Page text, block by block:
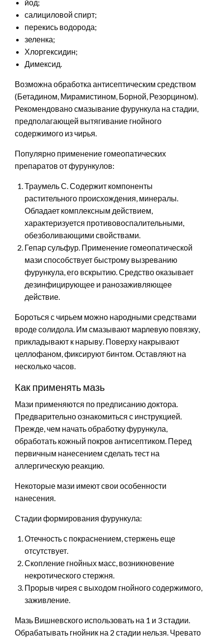
йод;
салициловой спирт;
перекись водорода;
зеленка;
Хлоргексидин;
Димексид.
Возможна обработка антисептическим средством
(Бетадином, Мирамистином, Борной, Резорцином).
Рекомендовано смазывание фурункула на стадии,
предполагающей вытягивание гнойного
содержимого из чирья.
Популярно применение гомеопатических
препаратов от фурункулов:
Траумель С. Содержит компоненты
растительного происхождения, минералы.
Обладает комплексным действием,
характеризуется противовоспалительными,
обезболивающими свойствами.
Гепар сульфур. Применение гомеопатической
мази способствует быстрому вызреванию
фурункула, его вскрытию. Средство оказывает
дезинфицирующее и ранозаживляющее
действие.
Бороться с чирьем можно народными средствами
вроде солидола. Им смазывают марлевую повязку,
прикладывают к нарыву. Поверху накрывают
целлофаном, фиксируют бинтом. Оставляют на
несколько часов.
Как применять мазь
Мази применяются по предписанию доктора.
Предварительно ознакомиться с инструкцией.
Прежде, чем начать обработку фурункула,
обработать кожный покров антисептиком. Перед
первичным нанесением сделать тест на
аллергическую реакцию.
Некоторые мази имеют свои особенности
нанесения.
Стадии формирования фурункула:
Отечность с покраснением, стержень еще
отсутствует.
Скопление гнойных масс, возникновение
некротического стержня.
Прорыв чирея с выходом гнойного содержимого,
заживление.
Мазь Вишневского использовать на 1 и 3 стадии.
Обрабатывать гнойник на 2 стадии нельзя. Чревато